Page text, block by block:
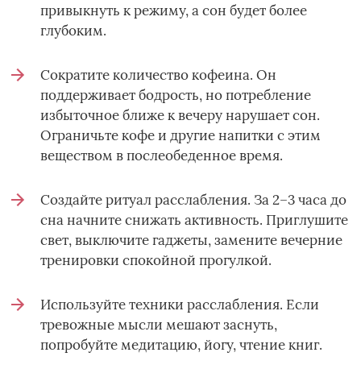
привыкнуть к режиму, а сон будет более
глубоким.
Сократите количество кофеина. Он
поддерживает бодрость, но потребление
избыточное ближе к вечеру нарушает сон.
Ограничьте кофе и другие напитки с этим
веществом в послеобеденное время.
Создайте ритуал расслабления. За 2–3 часа до
сна начните снижать активность. Приглушите
свет, выключите гаджеты, замените вечерние
тренировки спокойной прогулкой.
Используйте техники расслабления. Если
тревожные мысли мешают заснуть,
попробуйте медитацию, йогу, чтение книг.